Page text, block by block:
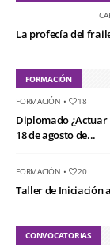
La profecía del
FORMACIÓN
FORMACIÓN • 18
Diplomado
18 de agosto de...
FORMACIÓN • 20
Taller de Iniciación
CONVOCATORIAS